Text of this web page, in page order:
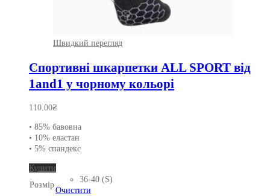
Швидкий перегляд
Спортивні шкарпетки ALL SPORT від
1and1 у чорному кольорі
110.00₴
• 85% бавовна
• 10% еластан
• 5% спандекс
Купити
товар
має
Розмір
36-40 (S)
Очистити